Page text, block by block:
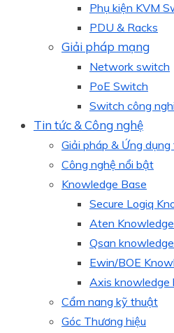
Phụ kiện KVM
PDU & Racks
Giải pháp mạng
Network switch
PoE Switch
Switch công
Tin tức & Công nghệ
Giải pháp & Ứng
Công nghệ nổi bật
Knowledge Base
Secure Logiq
Aten
Qsan
Ewin/BOE
Axis knowledge
Cẩm nang kỹ thuật
Góc Thương hiệu